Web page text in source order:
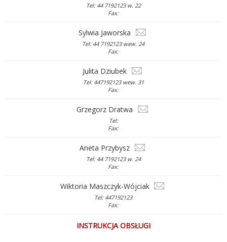
Tel: 44 7192123 w. 22
Fax:
Sylwia Jaworska
Tel: 44 7192123 wew. 24
Fax:
Julita Dziubek
Tel: 447192123 wew. 31
Fax:
Grzegorz Dratwa
Tel:
Fax:
Aneta Przybysz
Tel: 44 7192123 w. 24
Fax:
Wiktoria Maszczyk-Wójciak
Tel: 447192123
Fax:
INSTRUKCJA OBSŁUGI